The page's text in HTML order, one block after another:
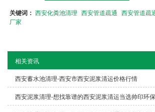
关键词：西安化粪池清理 西安管道疏通 西安管道疏
厂家
相关资讯
西安蓄水池清理-西安市西安泥浆清运价格行情
西安泥浆清理-想找靠谱的西安泥浆清运当选帅印环保